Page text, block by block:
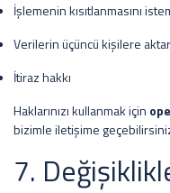
İşlemenin kısıtlanmasını
Verilerin üçüncü kişilere
İtiraz hakkı
Haklarınızı kullanmak için
bizimle iletişime
7.